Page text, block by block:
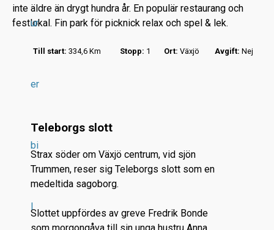
ur
er
bi
l
inte äldre än drygt hundra år. En populär restaurang och
festlokal. Fin park för picknick relax och spel & lek.
Till start: 334,6 Km Stopp: 1 Ort: Växjö Avgift: Nej
Teleborgs slott
Strax söder om Växjö centrum, vid sjön
Trummen, reser sig Teleborgs slott som en
medeltida sagoborg.
Slottet uppfördes av greve Fredrik Bonde